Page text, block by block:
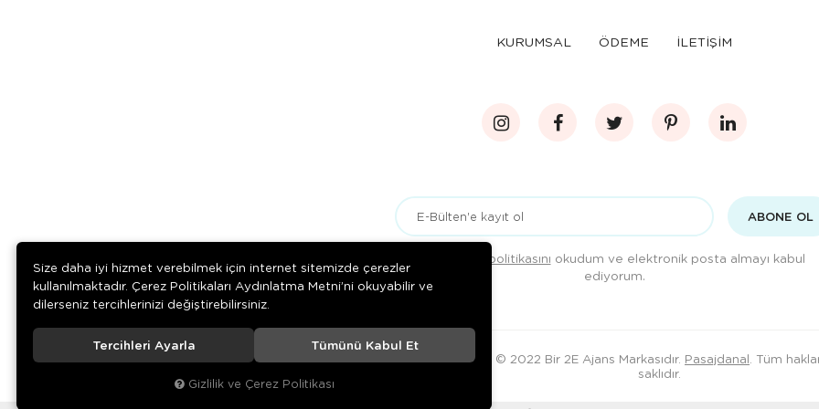
KURUMSAL ÖDEME İLETİŞİM
ABONE OL
Gizlilik politikasını okudum ve elektronik posta almayı kabul
ediyorum.
© 2022 Bir 2E Ajans Markasıdır. Pasajdanal . Tüm
saklıdır.
Size daha iyi hizmet verebilmek için internet sitemizde çerezler
kullanılmaktadır. Çerez Politikaları Aydınlatma Metni’ni okuyabilir ve
dilerseniz tercihlerinizi değiştirebilirsiniz.
Tercihleri Ayarla Tümünü Kabul Et
Gizlilik ve Çerez Politikası